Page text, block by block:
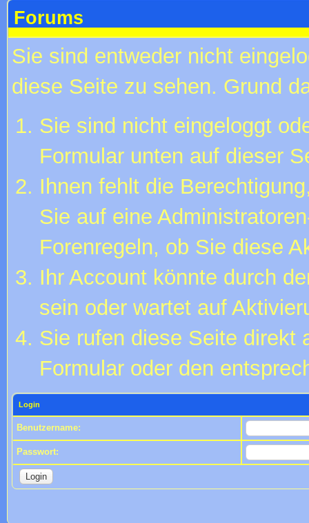
Forums
Sie sind entweder nicht
diese Seite zu sehen. Grund
Sie sind nicht eingeloggt
Formular unten auf dieser
Ihnen fehlt die
Sie auf eine
Forenregeln, ob Sie diese
Ihr Account könnte durch
sein oder wartet auf
Sie rufen diese Seite direkt
Formular oder den
Login
Benutzername:
Passwort: